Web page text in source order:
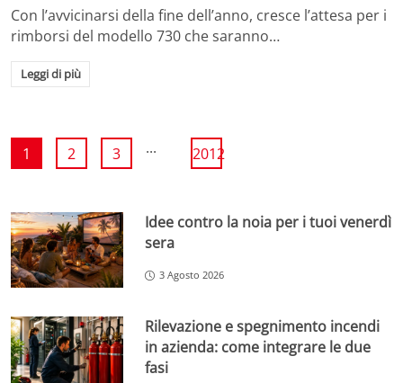
Con l’avvicinarsi della fine dell’anno, cresce l’attesa per i
rimborsi del modello 730 che saranno…
Leggi di più
1 2 3 ... 2012
Idee contro la noia per i tuoi venerdì
sera
3 Agosto 2026
Rilevazione e spegnimento incendi
in azienda: come integrare le due
fasi